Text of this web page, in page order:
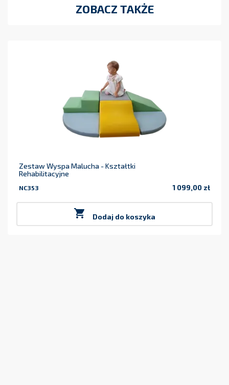
ZOBACZ TAKŻE
Zestaw Wyspa Malucha - Kształtki
Rehabilitacyjne
NC353 1 099,00 zł
 Dodaj do koszyka